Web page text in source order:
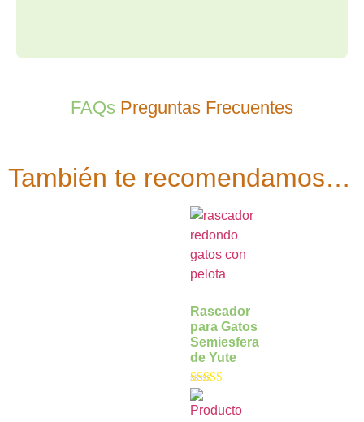
FAQs Preguntas Frecuentes
También te recomendamos…
Rascador
para Gatos
Semiesfera
de Yute
Valorado con
5.00
de 5